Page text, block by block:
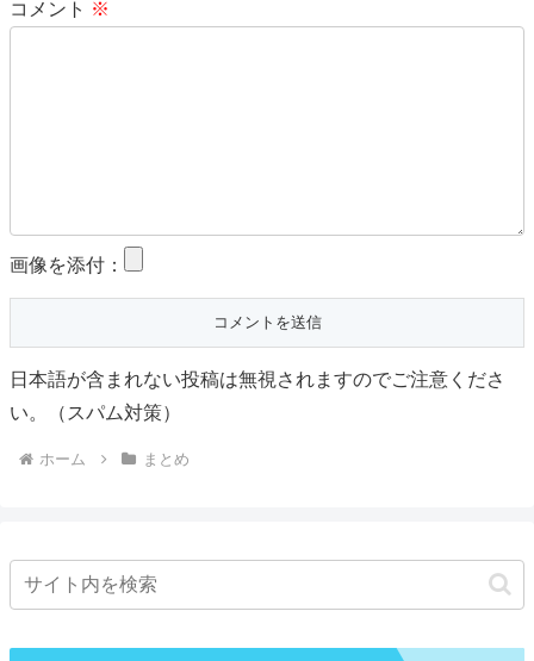
コメント ※
画像を添付：
日本語が含まれない投稿は無視されますのでご注意くださ
い。（スパム対策）
ホーム まとめ